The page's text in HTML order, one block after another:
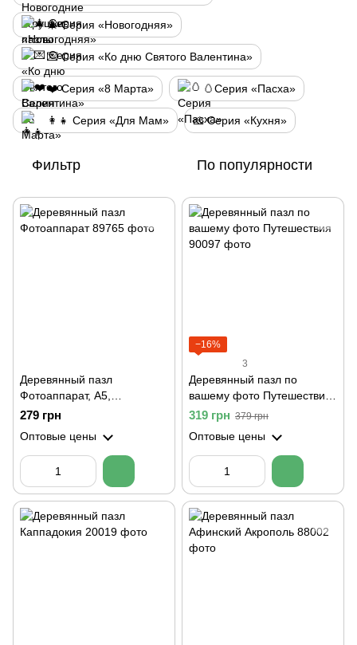
🎄 Серия «Новогодняя»
💌 Серия «Ко дню Святого Валентина»
❤️ Серия «8 Марта» 🥚Серия «Пасха»
👩‍👧 Серия «Для Мам» 🧀 Серия «Кухня»
Фильтр По популярности
Деревянный пазл
Фотоаппарат, А5,
Картонная коробка
279 грн
Оптовые цены
−16%
3
Деревянный пазл по
вашему фото Путешествия,
А5, Картонная коробка
319 грн 379 грн
Оптовые цены